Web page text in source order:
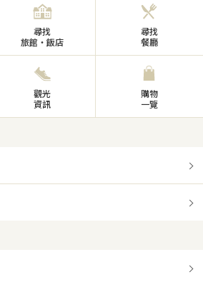
尋找
旅館・飯店
尋找
餐廳
觀光
資訊
購物
一覽